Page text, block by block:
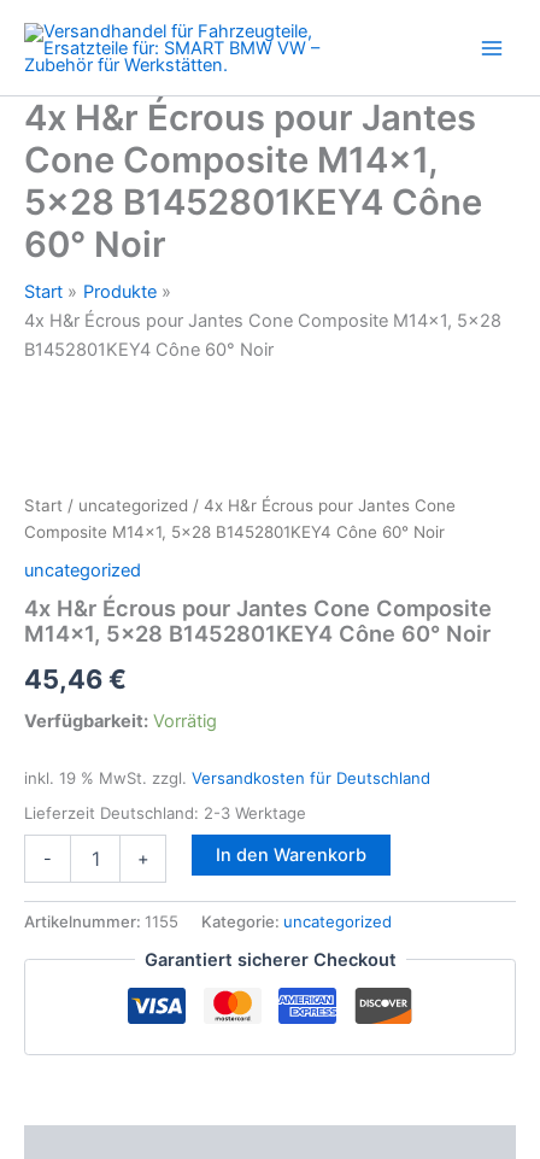
Inhalt
springen
4x H&r Écrous pour Jantes
Cone Composite M14x1,
5×28 B1452801KEY4 Cône
60° Noir
Start
Produkte
4x H&r Écrous pour Jantes Cone Composite M14x1, 5×28
B1452801KEY4 Cône 60° Noir
Start / uncategorized / 4x H&r Écrous pour Jantes Cone
Composite M14x1, 5×28 B1452801KEY4 Cône 60° Noir
uncategorized
4x H&r Écrous pour Jantes Cone Composite
M14x1, 5×28 B1452801KEY4 Cône 60° Noir
45,46€
Verfügbarkeit: Vorrätig
inkl. 19 % MwSt. zzgl. Versandkosten für Deutschland
Lieferzeit Deutschland: 2-3 Werktage
-
pour
Cone
B1452801KEY4
+ In den Warenkorb
Artikelnummer: 1155 Kategorie: uncategorized
Garantiert sicherer Checkout
Composite
M14x1,
5x28
B1452801KEY4
Cône
60°
Noir
Menge